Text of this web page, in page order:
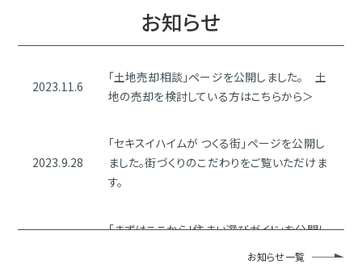
お知らせ
2023.11.6
「土地売却相談」ページを公開しました。 土
地の売却を検討している方はこちらから＞
2023.9.28
「セキスイハイムが つくる街」ページを公開し
ました。街づくりのこだわりをご覧いただけま
す。
「まずはここから！住まい選びガイド」を公開し
お知らせ一覧